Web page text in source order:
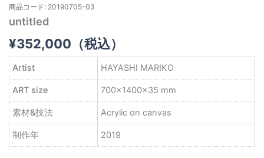
商品コード: 20190705-03
untitled
¥352,000 （税込）
Artist HAYASHI MARIKO
ART size 700×1400×35 mm
素材&技法 Acrylic on canvas
制作年 2019